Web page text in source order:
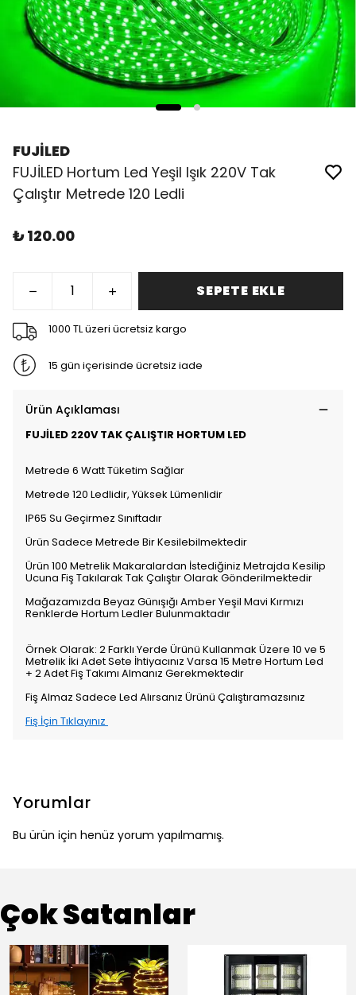
FUJİLED
FUJİLED Hortum Led Yeşil Işık 220V Tak
Çalıştır Metrede 120 Ledli
₺ 120.00
SEPETE EKLE
1000 TL üzeri ücretsiz kargo
15 gün içerisinde ücretsiz iade
Ürün Açıklaması
FUJİLED 220V TAK ÇALIŞTIR HORTUM LED
Metrede 6 Watt Tüketim Sağlar
Metrede 120 Ledlidir, Yüksek Lümenlidir
IP65 Su Geçirmez Sınıftadır
Ürün Sadece Metrede Bir Kesilebilmektedir
Ürün 100 Metrelik Makaralardan İstediğiniz Metrajda Kesilip
Ucuna Fiş Takılarak Tak Çalıştır Olarak Gönderilmektedir
Mağazamızda Beyaz Günışığı Amber Yeşil Mavi Kırmızı
Renklerde Hortum Ledler Bulunmaktadır
Örnek Olarak: 2 Farklı Yerde Ürünü Kullanmak Üzere 10 ve 5
Metrelik İki Adet Sete İhtiyacınız Varsa 15 Metre Hortum Led
+ 2 Adet Fiş Takımı Almanız Gerekmektedir
Fiş Almaz Sadece Led Alırsanız Ürünü Çalıştıramazsınız
Fiş İçin Tıklayınız
Yorumlar
Bu ürün için henüz yorum yapılmamış.
Çok Satanlar